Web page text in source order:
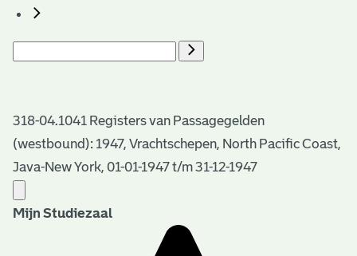
318-04.1041 Registers van Passagegelden
(westbound): 1947, Vrachtschepen, North Pacific Coast,
Java-New York, 01-01-1947 t/m 31-12-1947
Mijn Studiezaal